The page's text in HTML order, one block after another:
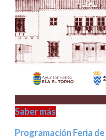
Saber más
Programación Feria